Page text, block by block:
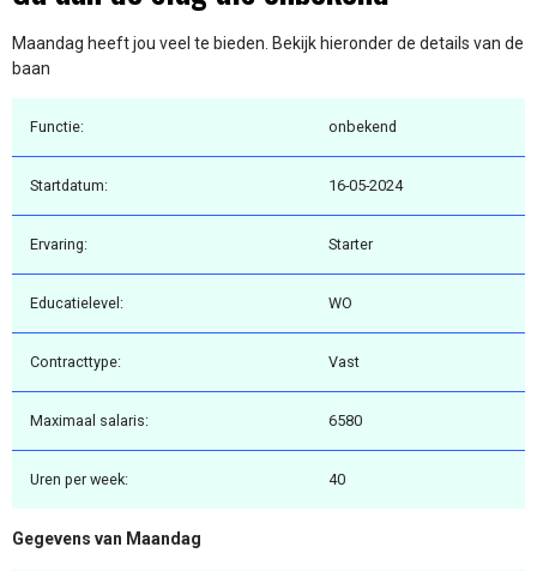
Maandag heeft jou veel te bieden. Bekijk hieronder de details van de
baan
Functie: onbekend
Startdatum: 16-05-2024
Ervaring: Starter
Educatielevel: WO
Contracttype: Vast
Maximaal salaris: 6580
Uren per week: 40
Gegevens van Maandag